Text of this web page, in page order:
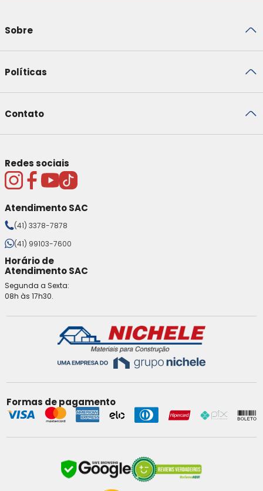
Sobre
Políticas
Contato
Redes sociais
Atendimento SAC
(41) 3378-7878
(41) 99103-7600
Horário de
Atendimento SAC
Segunda a Sexta:
08h às 17h30.
Formas de pagamento